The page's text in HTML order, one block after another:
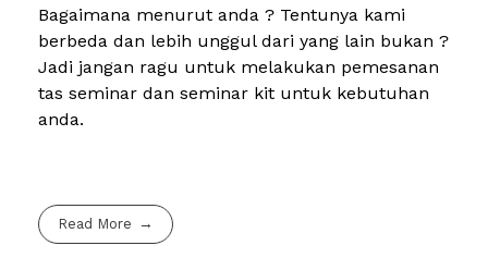
Bagaimana menurut anda ? Tentunya kami
berbeda dan lebih unggul dari yang lain bukan ?
Jadi jangan ragu untuk melakukan pemesanan
tas seminar dan seminar kit untuk kebutuhan
anda.
Read More